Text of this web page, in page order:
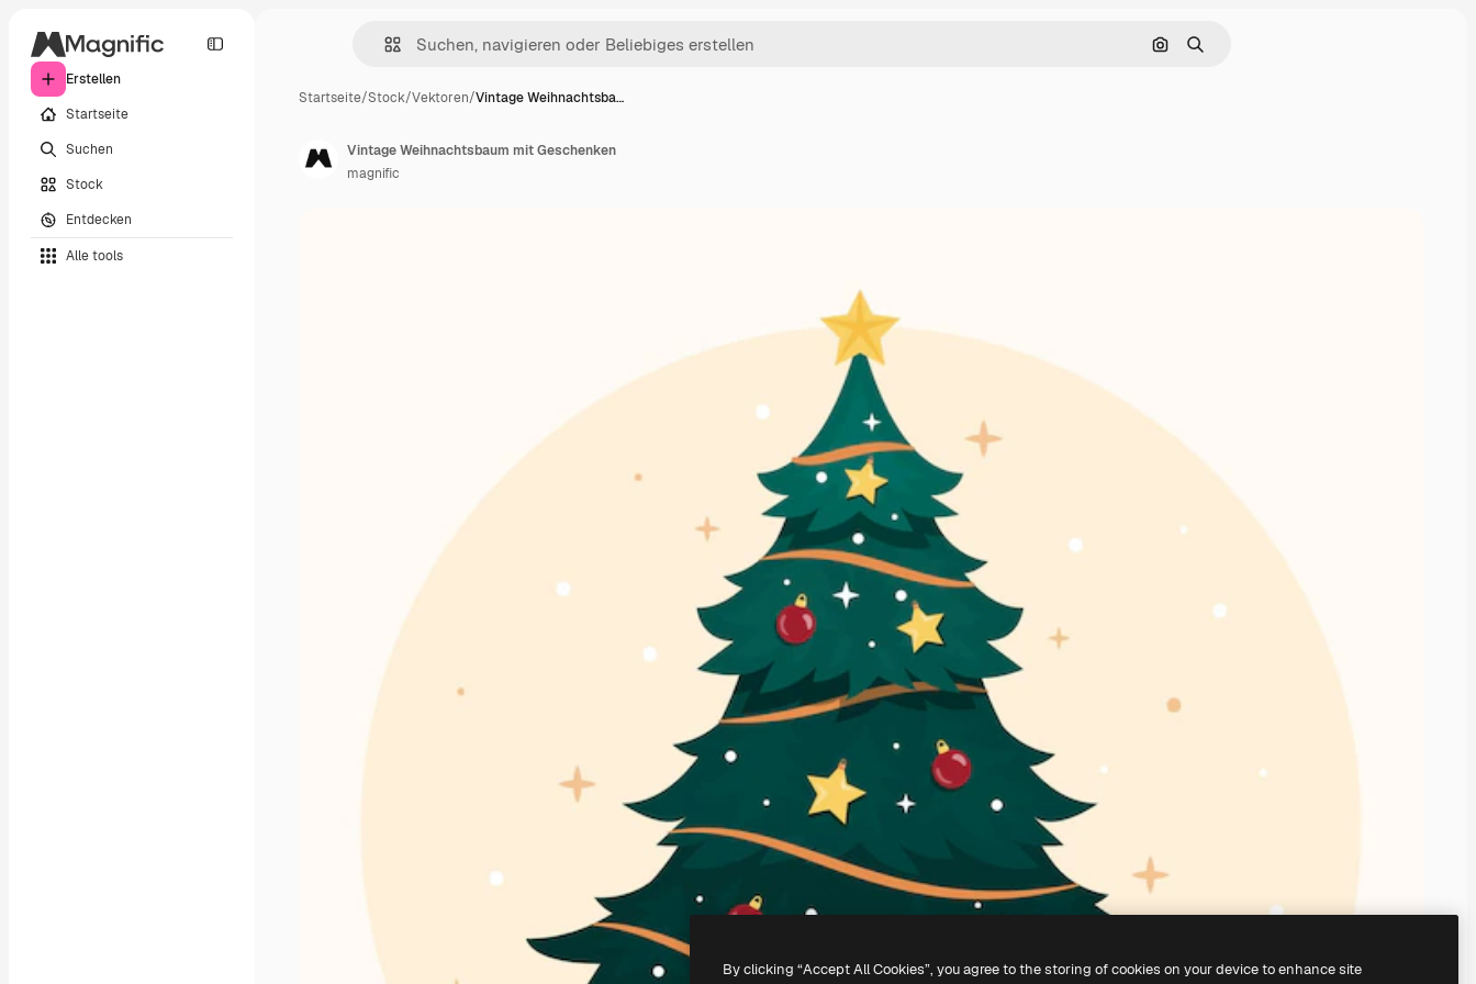
Erstellen
Startseite
Suchen
Stock
Entdecken
Alle tools
Nach Bild suchen
Suchen
Startseite/Stock/Vektoren/Vintage Weihnachtsba…
Vintage Weihnachtsbaum mit Geschenken
magnific
By clicking “Accept All Cookies”, you agree to the storing of cookies on your device to enhance site